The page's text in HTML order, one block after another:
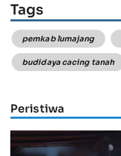
Tags
pemkab lumajang
budidaya cacing tanah
Peristiwa